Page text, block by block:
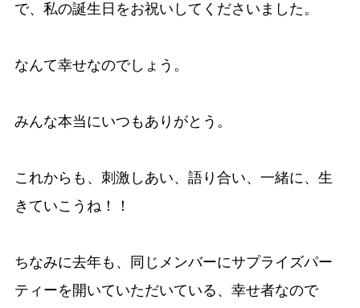
で、私の誕生日をお祝いしてくださいました。
なんて幸せなのでしょう。
みんな本当にいつもありがとう。
これからも、刺激しあい、語り合い、一緒に、生
きていこうね！！
ちなみに去年も、同じメンバーにサプライズパー
ティーを開いていただいている、幸せ者なので